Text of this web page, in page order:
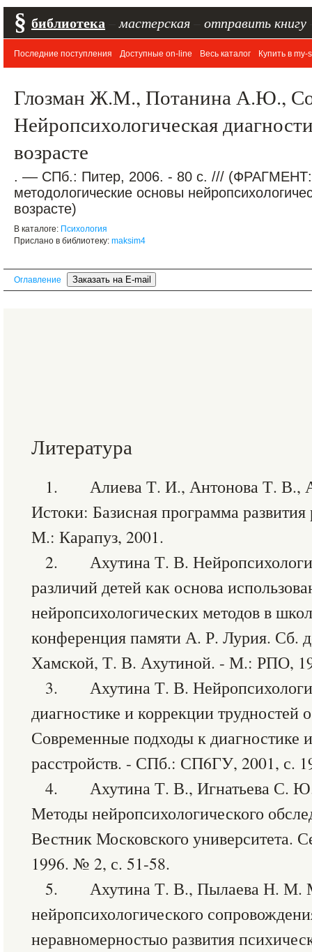
§ библиотека мастерская отправить книгу
Последние поступления Доступные on-line Весь каталог Купить в my-
Глозман Ж.М., Потанина А.Ю.,
Нейропсихологическая
возрасте
. –– СПб.: Питер, 2006. - 80 с. /// (ФРАГМЕНТ:
методологические основы
возрасте)
В каталоге: Психология
Прислано в библиотеку: maksim4
Оглавление
Литература
1. Алиева Т. И., Антонова Т. В.,
Истоки: Базисная программа
М.: Карапуз, 2001.
2. Ахутина Т. В.
различий детей как основа
нейропсихологических методов в
конференция памяти А. Р. Лурия. Сб.
Хамской, Т. В. Ахутиной. - М.: РПО,
3. Ахутина Т. В.
диагностике и коррекции трудностей
Современные подходы к диагностике
расстройств. - СПб.: СП6ГУ, 2001, с.
4. Ахутина Т. В., Игнатьева С.
Методы нейропсихологического
Вестник Московского университета.
1996. № 2, с. 51-58.
5. Ахутина Т. В., Пылаева Н. М.
нейропсихологического
неравномерностыо развития